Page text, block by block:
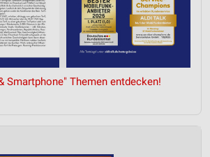
Smartphone" Themen entdecken!